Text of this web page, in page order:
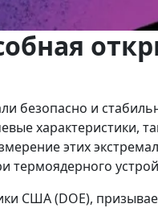
безопасно и
характеристики,
этих
термоядерного
США (DOE),